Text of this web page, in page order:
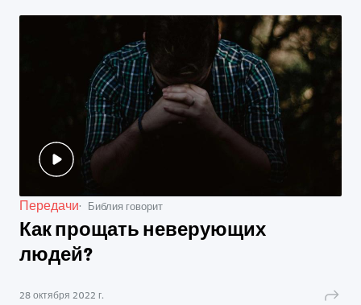
Передачи Библия говорит
Как прощать неверующих
людей?
28 октября 2022 г.